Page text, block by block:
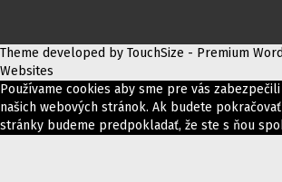
Theme developed by TouchSize - Premium
Websites
Používame cookies aby sme pre vás
našich webových stránok. Ak budete
stránky budeme predpokladať, že ste s ňou